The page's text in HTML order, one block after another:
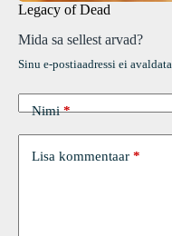
Legacy of Dead
Mida sa sellest arvad?
Sinu e-postiaadressi ei avaldata.
Nimi*
Lisa kommentaar *